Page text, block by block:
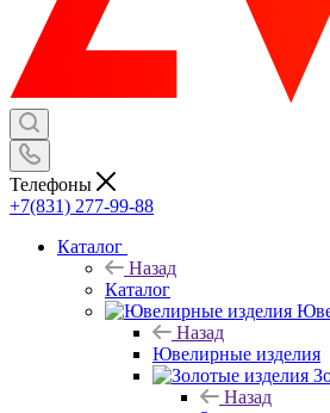
Телефоны
+7(831) 277-99-88
Каталог
Назад
Каталог
Назад
Ювелирные изделия
Назад